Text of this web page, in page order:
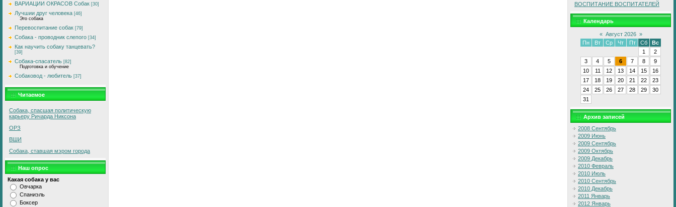
ВАРИАЦИИ ОКРАСОВ Собак [30]
Лучшии друг человека [46]
Это собака
Перевоспитание собак [79]
Собака - проводник слепого [34]
Как научить собаку танцевать?
[39]
Собака-спасатель [82]
Подготовка и обучение
Собаковод - любитель [37]
Читаемое
Собака, спасшая политическую
карьеру Ричарда Никсона
ОРЗ
ВШИ
Собака, ставшая мэром города
Наш опрос
Какая собака у вас
Овчарка
Спаниэль
Боксер
ВОСПИТАНИЕ ВОСПИТАТЕЛЕЙ
Календарь
« Август 2026 »
Пн
Вт Ср Чт Пт Сб
Вс
1
2
3
4 5 6 7 8
9
10
11 12 13 14 15
16
17
18 19 20 21 22
23
24
25 26 27 28 29
30
31
Архив записей
2008 Сентябрь
2009 Июнь
2009 Сентябрь
2009 Октябрь
2009 Декабрь
2010 Февраль
2010 Июль
2010 Сентябрь
2010 Декабрь
2011 Январь
2012 Январь